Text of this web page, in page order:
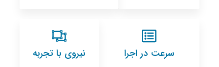
سرعت در اجرا نیروی با تجربه